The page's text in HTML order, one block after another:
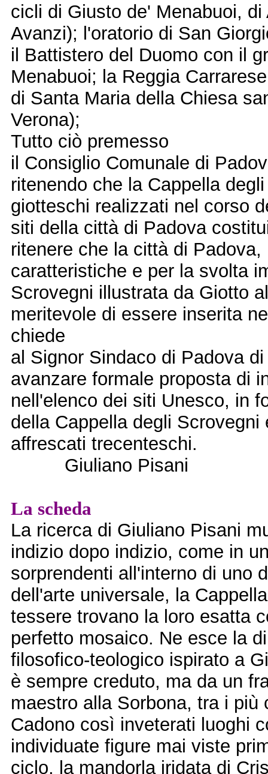
cicli di Giusto de' Menabuoi,
Avanzi); l'oratorio di San
il Battistero del Duomo con il
Menabuoi; la Reggia
di Santa Maria della Chiesa
Verona);
Tutto ciò premesso
il Consiglio Comunale di
ritenendo che la Cappella
giotteschi realizzati nel corso
siti della città di Padova
ritenere che la città di
caratteristiche e per la svolta
Scrovegni illustrata da Giotto
meritevole di essere inserita
chiede
al Signor Sindaco di Padova
avanzare formale proposta di
nell'elenco dei siti Unesco, in
della Cappella degli
affrescati trecenteschi.
Giuliano Pisani
La scheda
La ricerca di Giuliano Pisani
indizio dopo indizio, come in
sorprendenti all'interno di uno
dell'arte universale, la
tessere trovano la loro esatta
perfetto mosaico. Ne esce la
filosofico-teologico ispirato a
è sempre creduto, ma da un
maestro alla Sorbona, tra i
Cadono così inveterati luoghi
individuate figure mai viste
ciclo, la mandorla iridata di